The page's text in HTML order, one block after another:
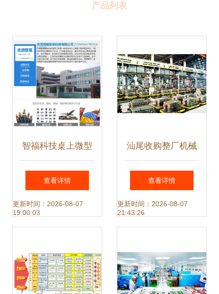
产品列表
智福科技桌上微型
注塑机 精密制造与
机电一体化的性价
查看详情
更新时间：2026-08-07
19:00:03
汕尾收购整厂机械
设备 整厂机械设备
回收 发电机空调回
查看详情
更新时间：2026-08-07
21:43:26